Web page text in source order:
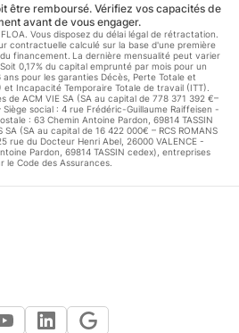
être remboursé. Vérifiez vos capacités de
avant de vous engager.
Vous disposez du délai légal de rétractation.
contractuelle calculé sur la base d'une première
financement. La dernière mensualité peut varier
0,17% du capital emprunté par mois pour un
pour les garanties Décès, Perte Totale et
et Incapacité Temporaire Totale de travail (ITT).
de ACM VIE SA (SA au capital de 778 371 392 €–
Siège social : 4 rue Frédéric-Guillaume Raiffeisen -
: 63 Chemin Antoine Pardon, 69814 TASSIN
SA (SA au capital de 16 422 000€ – RCS ROMANS
rue du Docteur Henri Abel, 26000 VALENCE -
Pardon, 69814 TASSIN cedex), entreprises
le Code des Assurances.